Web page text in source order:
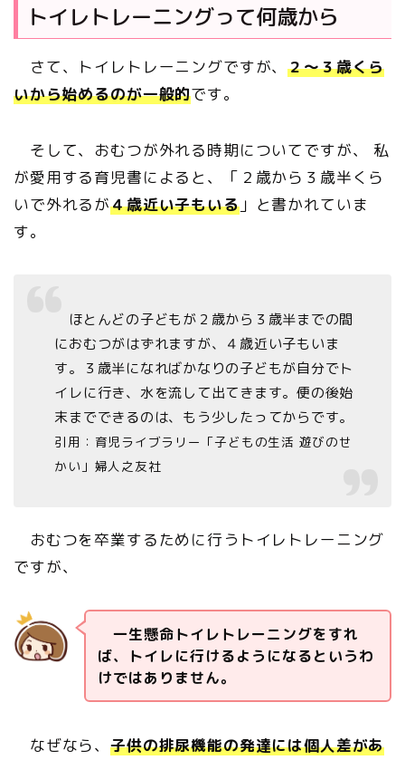
トイレトレーニングって何歳から
さて、トイレトレーニングですが、２～３歳くら
いから始めるのが一般的です。
そして、おむつが外れる時期についてですが、 私
が愛用する育児書によると、「２歳から３歳半くら
いで外れるが４歳近い子もいる」と書かれていま
す。
ほとんどの子どもが２歳から３歳半までの間
におむつがはずれますが、４歳近い子もいま
す。３歳半になればかなりの子どもが自分でト
イレに行き、水を流して出てきます。便の後始
末までできるのは、もう少したってからです。
引用：育児ライブラリー「子どもの生活 遊びのせ
かい」婦人之友社
おむつを卒業するために行うトイレトレーニング
ですが、
一生懸命トイレトレーニングをすれ
ば、トイレに行けるようになるというわ
けではありません。
なぜなら、子供の排尿機能の発達には個人差があ